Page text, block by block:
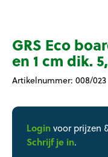
GRS Eco
en 1 cm dik.
Artikelnummer: 008/023
Loginvoor prijzen
Schrijf je in.